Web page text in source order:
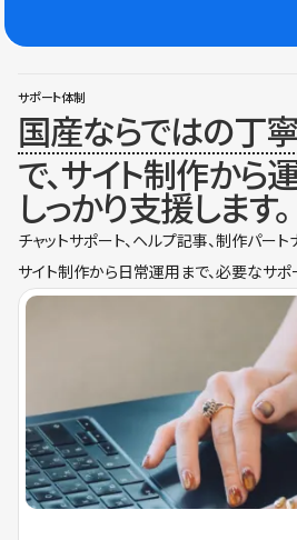
サポート体制
国産ならではの丁
で、サイト制作から
しっかり支援します。
チャットサポート、ヘルプ記事、制作パート
サイト制作から日常運用まで、必要なサポ